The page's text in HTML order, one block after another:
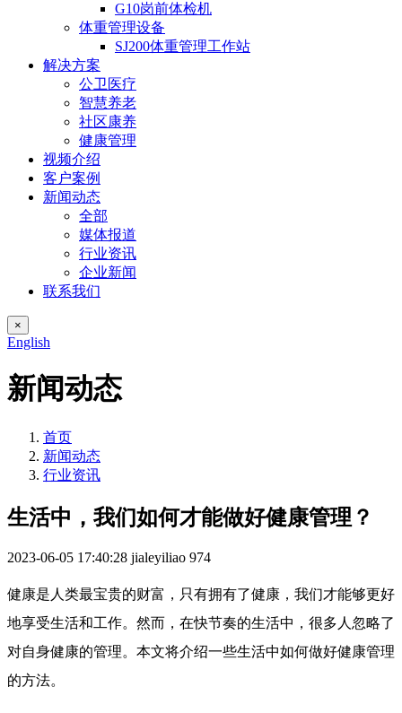
G10岗前体检机
体重管理设备
SJ200体重管理工作站
解决方案
公卫医疗
智慧养老
社区康养
健康管理
视频介绍
客户案例
新闻动态
全部
媒体报道
行业资讯
企业新闻
联系我们
×
English
新闻动态
首页
新闻动态
行业资讯
生活中，我们如何才能做好健康管理？
2023-06-05 17:40:28 jialeyiliao 974
健康是人类最宝贵的财富，只有拥有了健康，我们才能够更好
地享受生活和工作。然而，在快节奏的生活中，很多人忽略了
对自身健康的管理。本文将介绍一些生活中如何做好健康管理
的方法。